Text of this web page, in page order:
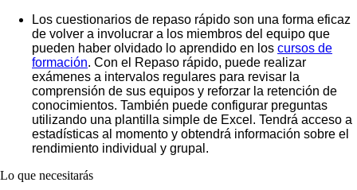
Los cuestionarios de repaso rápido son una forma eficaz
de volver a involucrar a los miembros del equipo que
pueden haber olvidado lo aprendido en los cursos de
formación. Con el Repaso rápido, puede realizar
exámenes a intervalos regulares para revisar la
comprensión de sus equipos y reforzar la retención de
conocimientos. También puede configurar preguntas
utilizando una plantilla simple de Excel. Tendrá acceso a
estadísticas al momento y obtendrá información sobre el
rendimiento individual y grupal.
Lo que necesitarás